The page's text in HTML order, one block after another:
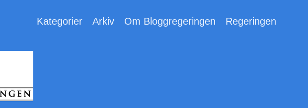
Kategorier Arkiv Om Bloggregeringen Regeringen